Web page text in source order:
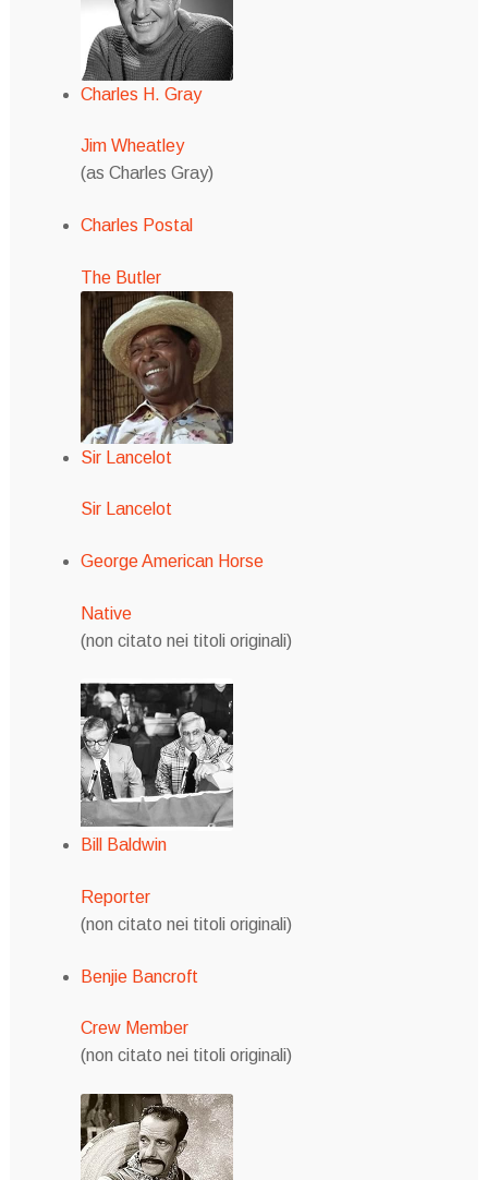
Charles H. Gray
Jim Wheatley
(as Charles Gray)
Charles Postal
The Butler
Sir Lancelot
Sir Lancelot
George American Horse
Native
(non citato nei titoli originali)
Bill Baldwin
Reporter
(non citato nei titoli originali)
Benjie Bancroft
Crew Member
(non citato nei titoli originali)